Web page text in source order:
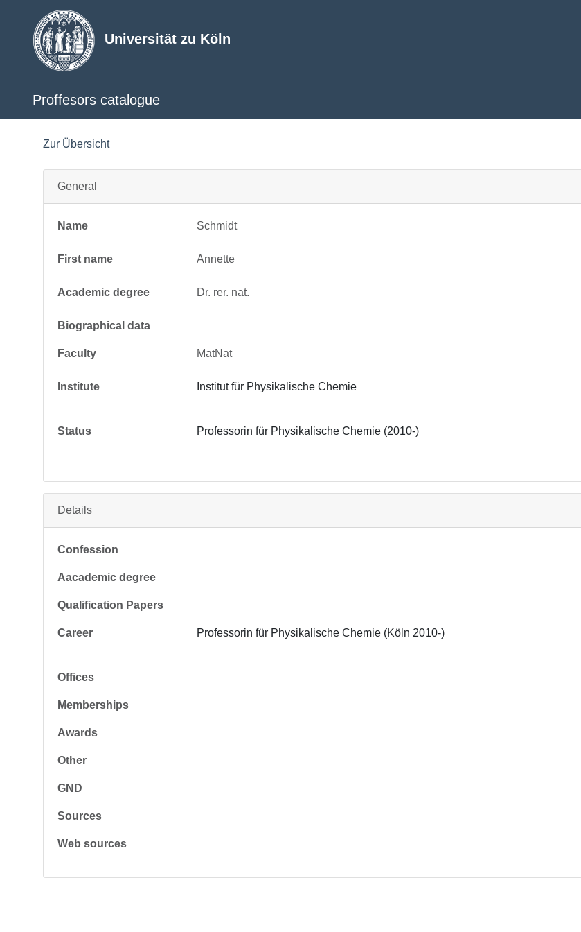
Universität zu Köln
Proffesors catalogue
Zur Übersicht
General
Name Schmidt
First name Annette
Academic degree Dr. rer. nat.
Biographical data
Faculty MatNat
Institute Institut für Physikalische Chemie
Status Professorin für Physikalische Chemie (2010-)
Details
Confession
Aacademic degree
Qualification Papers
Career Professorin für Physikalische Chemie (Köln 2010-)
Offices
Memberships
Awards
Other
GND
Sources
Web sources